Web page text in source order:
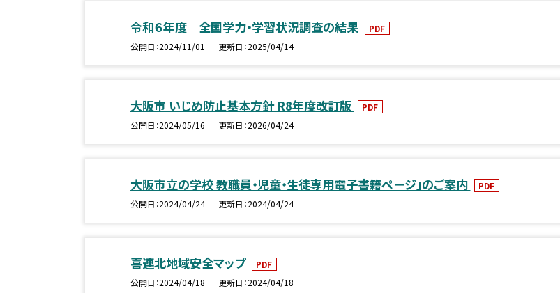
令和６年度 全国学力・学習状況調査の結果
PDF
公開日 2024/11/01 更新日 2025/04/14
大阪市 いじめ防止基本方針 R8年度改訂版
PDF
公開日 2024/05/16 更新日 2026/04/24
大阪市立の学校 教職員・児童・生徒専用電子書籍ページ」のご案内
PDF
公開日 2024/04/24 更新日 2024/04/24
喜連北地域安全マップ
PDF
公開日 2024/04/18 更新日 2024/04/18